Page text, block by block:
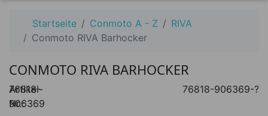
Startseite Conmoto A - Z
RIVA
Conmoto RIVA Barhocker
CONMOTO RIVA BARHOCKER
Artikel-
Nr.:
76818-
906369
76818-906369-?